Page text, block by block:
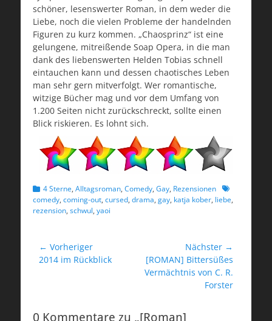
schöner, lesenswerter Roman, in dem weder die
Liebe, noch die vielen Probleme der handelnden
Figuren zu kurz kommen. „Chaosprinz“ ist eine
gelungene, mitreißende Soap Opera, in die man
dank des liebenswerten Helden Tobias schnell
eintauchen kann und dessen chaotisches Leben
man sehr gern mitverfolgt. Wer romantische,
witzige Bücher mag und vor dem Umfang von
1.200 Seiten nicht zurückschreckt, sollte einen
Blick riskieren. Es lohnt sich.
Kategorien
4 Sterne, Alltagsroman, Comedy, Gay, Rezensionen Schlagworte
comedy, coming-out, cursed, drama, gay, katja kober, liebe,
rezension, schwul, yaoi
Beitragsnavigation
← Vorheriger
Vorheriger
2014 im Rückblick
Nächster →
Nächster
Beitrag:
[ROMAN] Bittersüßes
Vermächtnis von C. R.
Forster
0 Kommentare zu „[Roman]